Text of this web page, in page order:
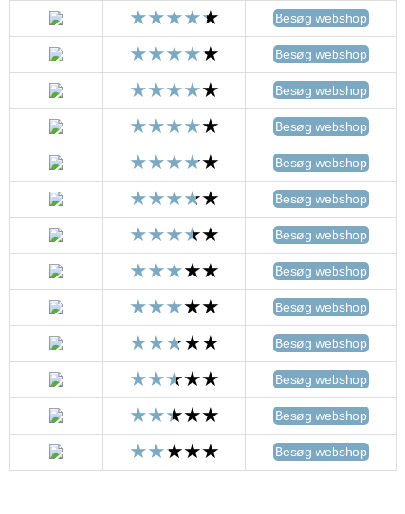
Besøg webshop
Besøg webshop
Besøg webshop
Besøg webshop
Besøg webshop
Besøg webshop
Besøg webshop
Besøg webshop
Besøg webshop
Besøg webshop
Besøg webshop
Besøg webshop
Besøg webshop